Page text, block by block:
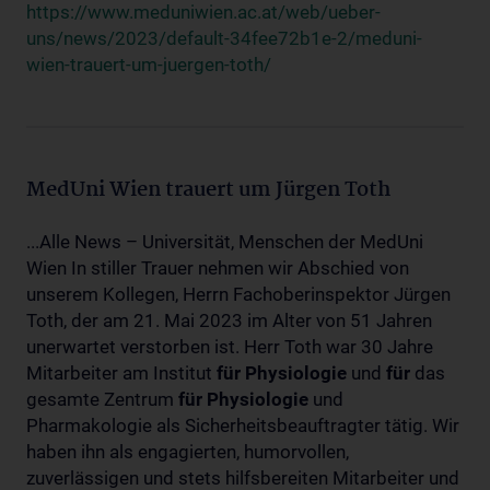
https://www.meduniwien.ac.at/web/ueber-
uns/news/2023/default-34fee72b1e-2/meduni-
wien-trauert-um-juergen-toth/
MedUni Wien trauert um Jürgen Toth
...Alle News – Universität, Menschen der MedUni
Wien In stiller Trauer nehmen wir Abschied von
unserem Kollegen, Herrn Fachoberinspektor Jürgen
Toth, der am 21. Mai 2023 im Alter von 51 Jahren
unerwartet verstorben ist. Herr Toth war 30 Jahre
Mitarbeiter am Institut für Physiologie und für das
gesamte Zentrum für Physiologie und
Pharmakologie als Sicherheitsbeauftragter tätig. Wir
haben ihn als engagierten, humorvollen,
zuverlässigen und stets hilfsbereiten Mitarbeiter und